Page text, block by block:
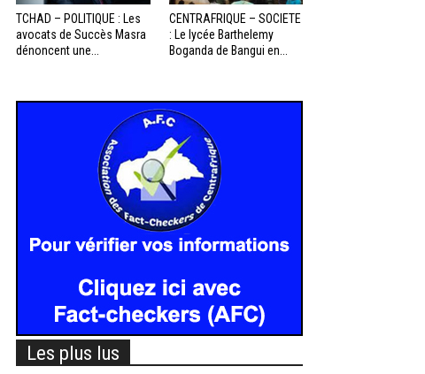
TCHAD – POLITIQUE : Les
avocats de Succès Masra
dénoncent une...
CENTRAFRIQUE – SOCIETE
: Le lycée Barthelemy
Boganda de Bangui en...
Les plus lus